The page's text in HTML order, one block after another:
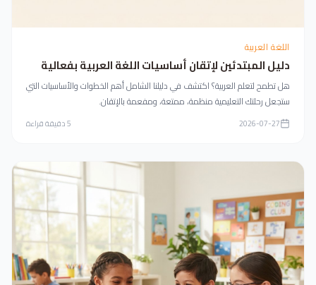
اللغة العربية
دليل المبتدئين لإتقان أساسيات اللغة العربية بفعالية
هل تطمح لتعلم العربية؟ اكتشف في دليلنا الشامل أهم الخطوات والأساسيات التي
ستجعل رحلتك التعليمية منظمة، ممتعة، ومفعمة بالإتقان.
2026-07-27
5دقيقة قراءة